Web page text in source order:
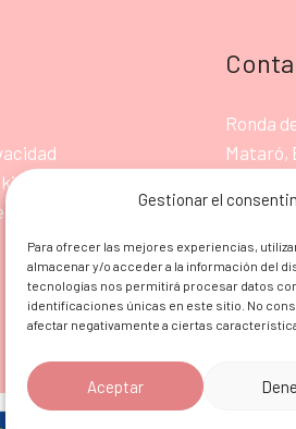
Gestionar el
Para ofrecer las mejores experiencias,
almacenar y/o acceder a la información del
tecnologías nos permitirá procesar datos
identificaciones únicas en este sitio. No
afectar negativamente a ciertas
Aceptar
Ronda
Mataró,